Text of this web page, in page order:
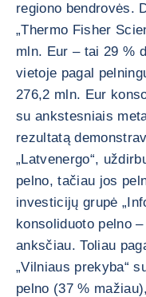
regiono bendrovės.
„Thermo Fisher
mln. Eur – tai 29 %
vietoje pagal
276,2 mln. Eur
su ankstesniais
rezultatą
„Latvenergo“,
pelno, tačiau jos
investicijų grupė
konsoliduoto pelno
anksčiau. Toliau
„Vilniaus prekyba“
pelno (37 %